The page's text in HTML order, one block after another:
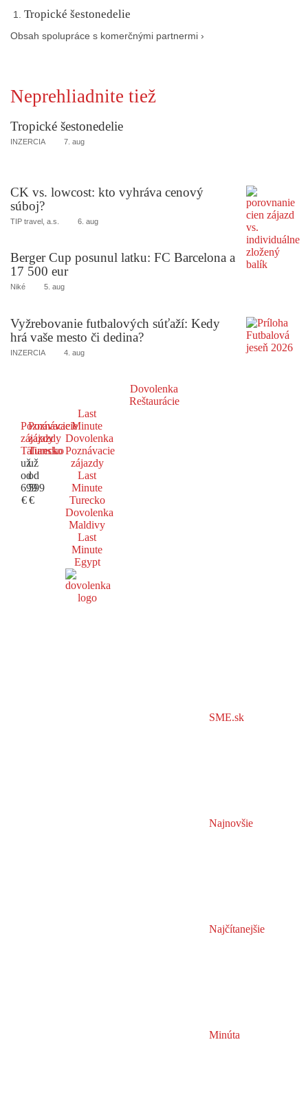
Tropické šestonedelie
Obsah spolupráce s komerčnými partnermi ›
Neprehliadnite tiež
Tropické šestonedelie
INZERCIA 7. aug
CK vs. lowcost: kto vyhráva cenový
súboj?
TIP travel, a.s. 6. aug
Berger Cup posunul latku: FC Barcelona a
17 500 eur
Niké 5. aug
Vyžrebovanie futbalových súťaží: Kedy
hrá vaše mesto či dedina?
INZERCIA 4. aug
Dovolenka
Reštaurácie
Poznávacie
zájazdy
Taliansko
už
od
699
€
Poznávacie
zájazdy
Turecko
už
od
599
€
Last
Minute
Dovolenka
Poznávacie
zájazdy
Last
Minute
Turecko
Dovolenka
Maldivy
Last
Minute
Egypt
SME.sk
Najnovšie
Najčítanejšie
Minúta